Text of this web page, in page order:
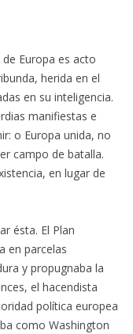
Europa es acto
herida en el
en su inteligencia.
manifiestas e
o Europa unida, no
campo de batalla.
en lugar de
ésta. El Plan
en parcelas
y propugnaba la
el hacendista
política europea
como Washington